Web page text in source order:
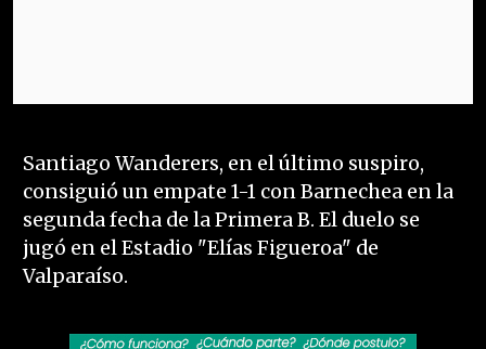
Santiago Wanderers, en el último suspiro,
consiguió un empate 1-1 con Barnechea en la
segunda fecha de la Primera B. El duelo se
jugó en el Estadio "Elías Figueroa" de
Valparaíso.